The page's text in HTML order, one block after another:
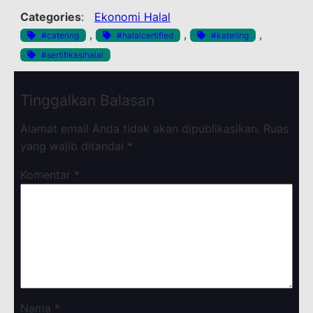
Categories: Ekonomi Halal
#catering , #halalcertified , #katering ,
#sertifikasihalal
Tinggalkan Balasan
Alamat email Anda tidak akan dipublikasikan. Ruas
yang wajib ditandai *
Komentar *
Nama *